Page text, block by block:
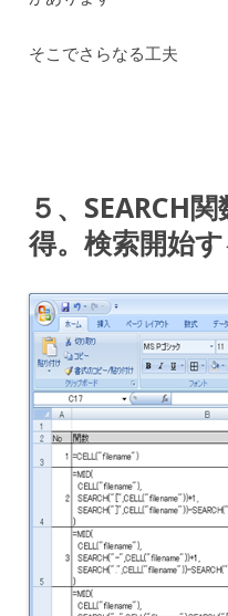
そこでさらなる工夫
５、SEARCH
得。検索開始